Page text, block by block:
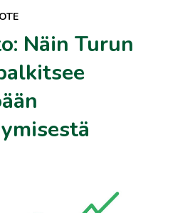
Näin Turun